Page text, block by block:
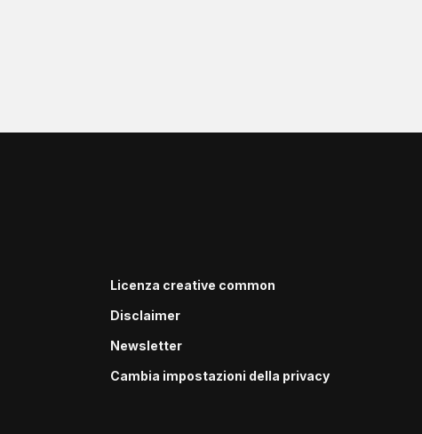
Licenza creative common
Disclaimer
Newsletter
Cambia impostazioni della privacy